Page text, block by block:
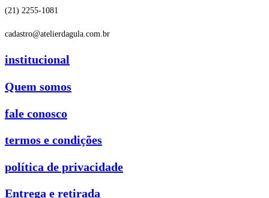
(21) 2255-1081
cadastro@atelierdagula.com.br
institucional
Quem somos
fale conosco
termos e condições
política de privacidade
Entrega e retirada